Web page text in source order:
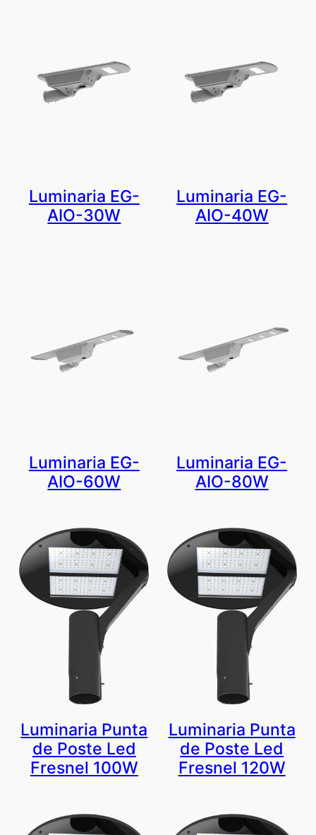
Luminaria EG-
AIO-30W
Luminaria EG-
AIO-40W
Luminaria EG-
AIO-60W
Luminaria EG-
AIO-80W
Luminaria Punta
de Poste Led
Fresnel 100W
Luminaria Punta
de Poste Led
Fresnel 120W